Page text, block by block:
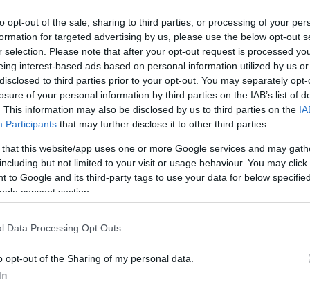
opt-out of the sale, sharing to third parties, or processing of your
for targeted advertising by us, please use the below opt-out
selection. Please note that after your opt-out request is processed
interest-based ads based on personal information utilized by us
to third parties prior to your opt-out. You may separately
of your personal information by third parties on the IAB’s list of
This information may also be disclosed by us to third parties on the
Participants that may further disclose it to other third parties.
that this website/app uses one or more Google services and may
but not limited to your visit or usage behaviour. You may
to Google and its third-party tags to use your data for below
consent section.
Data Processing Opt Outs
opt-out of the Sharing of my personal data.
éves Hanson Larkint még múlt pénteken
elé a fenyegetésért. Nem kapott óvadékra
és az ítéletre vár.
Rivas, egy 44 éves floridai zsidó férfi már
közeledését, ezért kezdte
„Vettem egy pisztolyt az első
kényszerülök, hogy használjam. Ha
ér meg neked több zsidó életét,
egy Chabad a közelemben, a
akard, hogy azt tegyem, amit